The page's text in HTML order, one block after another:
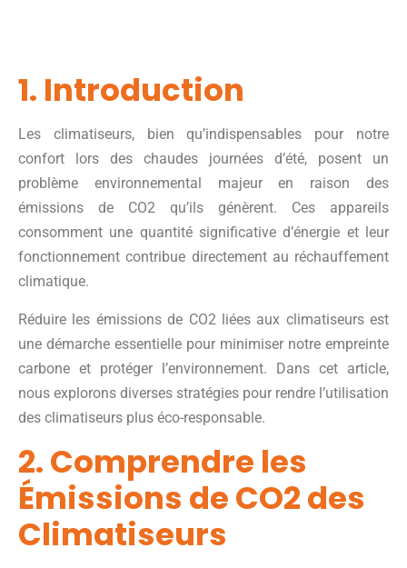
1. Introduction
Les climatiseurs, bien qu’indispensables pour notre
confort lors des chaudes journées d’été, posent un
problème environnemental majeur en raison des
émissions de CO2 qu’ils génèrent. Ces appareils
consomment une quantité significative d’énergie et leur
fonctionnement contribue directement au réchauffement
climatique.
Réduire les émissions de CO2 liées aux climatiseurs est
une démarche essentielle pour minimiser notre empreinte
carbone et protéger l’environnement. Dans cet article,
nous explorons diverses stratégies pour rendre l’utilisation
des climatiseurs plus éco-responsable.
2. Comprendre les
Émissions de CO2 des
Climatiseurs